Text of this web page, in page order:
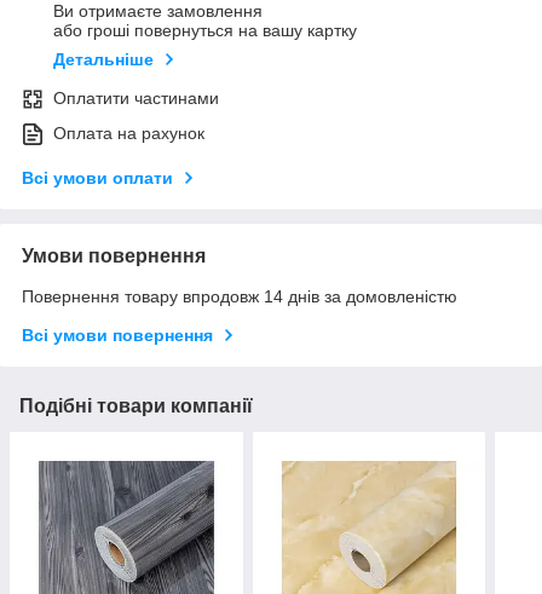
Ви отримаєте замовлення
або гроші повернуться на вашу картку
Детальніше
Оплатити частинами
Оплата на рахунок
Всі умови оплати
Умови повернення
Повернення товару впродовж 14 днів за домовленістю
Всі умови повернення
Подібні товари компанії